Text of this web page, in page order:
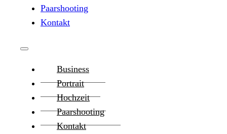
Paarshooting
Kontakt
Business
Portrait
Hochzeit
Paarshooting
Kontakt